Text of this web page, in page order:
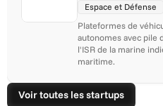
Espace et Défense
Plateformes de
autonomes avec pile
l'ISR de la marine
maritime.
Voir toutes les startups